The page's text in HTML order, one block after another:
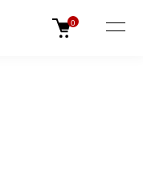
0